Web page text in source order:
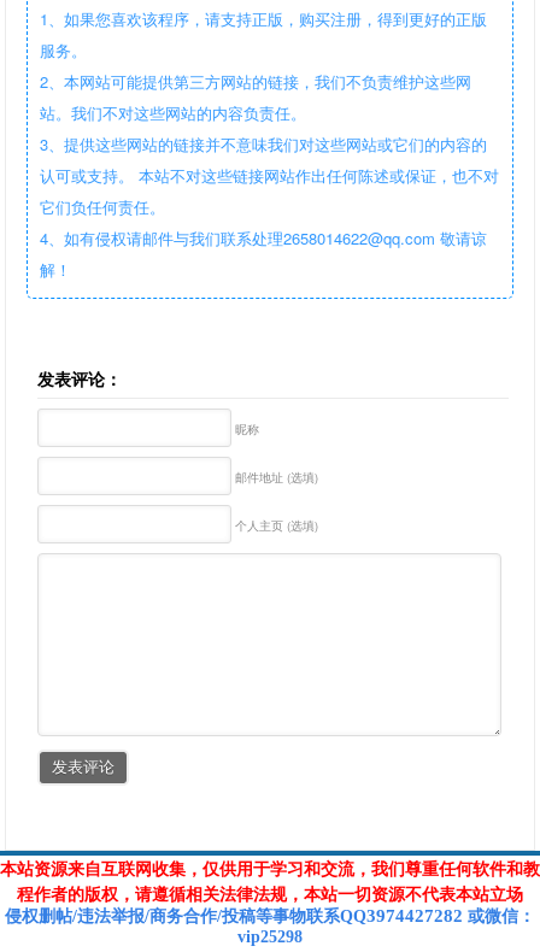
1、如果您喜欢该程序，请支持正版，购买注册，得到更好的正版
服务。
2、本网站可能提供第三方网站的链接，我们不负责维护这些网
站。我们不对这些网站的内容负责任。
3、提供这些网站的链接并不意味我们对这些网站或它们的内容的
认可或支持。 本站不对这些链接网站作出任何陈述或保证，也不对
它们负任何责任。
4、如有侵权请邮件与我们联系处理2658014622@qq.com 敬请谅
解！
发表评论：
昵称
邮件地址 (选填)
个人主页 (选填)
本站资源来自互联网收集，仅供用于学习和交流，我们尊重任何软件和教
程作者的版权，请遵循相关法律法规，本站一切资源不代表本站立场
侵权删帖/违法举报/商务合作/投稿等事物联系QQ3974427282 或微信 ：
vip25298